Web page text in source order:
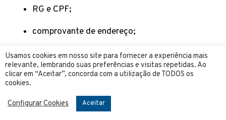
RG e CPF;
comprovante de endereço;
certidão de casamento de quem for casado;
cópia do IPTU ou documento que indique a
sede da empresa.
Usamos cookies em nosso site para fornecer a experiência mais
relevante, lembrando suas preferências e visitas repetidas. Ao
clicar em “Aceitar”, concorda com a utilização de TODOS os
cookies.
Configurar Cookies Aceitar